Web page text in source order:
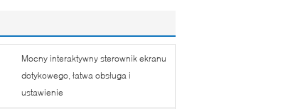
Mocny interaktywny sterownik ekranu
dotykowego, łatwa obsługa i
ustawienie